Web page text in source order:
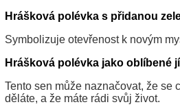
Hrášková polévka s přidanou
Symbolizuje otevřenost k novým
Hrášková polévka jako oblíbené
Tento sen může naznačovat, že se
děláte, a že máte rádi svůj život.